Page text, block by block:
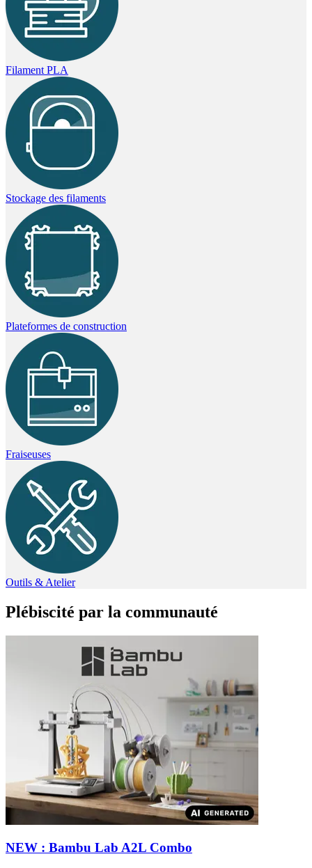
Filament PLA
Stockage des filaments
Plateformes de construction
Fraiseuses
Outils & Atelier
Plébiscité par la communauté
NEW : Bambu Lab A2L Combo